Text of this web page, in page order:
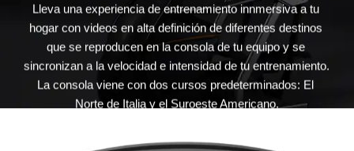
Lleva una experiencia de entrenamiento innmersiva a tu
hogar con videos en alta definición de diferentes destinos
que se reproducen en la consola de tu equipo y se
sincronizan a la velocidad e intensidad de tu entrenamiento.
La consola viene con dos cursos predeterminados: El
Norte de Italia y el Suroeste Americano.